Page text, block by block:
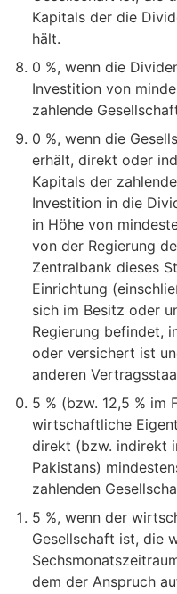
Kapitals der die
hält.
0 %, wenn die
Investition von
zahlende
0 %, wenn die
erhält, direkt oder
Kapitals der
Investition in die
in Höhe von
von der Regierung
Zentralbank dieses
Einrichtung
sich im Besitz oder
Regierung befindet,
oder versichert ist
anderen
5 % (bzw. 12,5 % im
wirtschaftliche
direkt (bzw. indirekt
Pakistans)
zahlenden
5 %, wenn der
Gesellschaft ist, die
dem der Anspruch